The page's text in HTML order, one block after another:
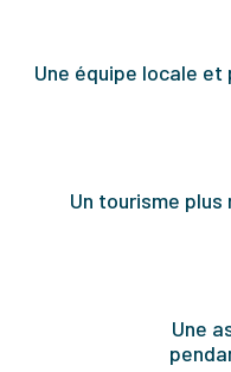
Une équipe locale
Un tourisme
Une